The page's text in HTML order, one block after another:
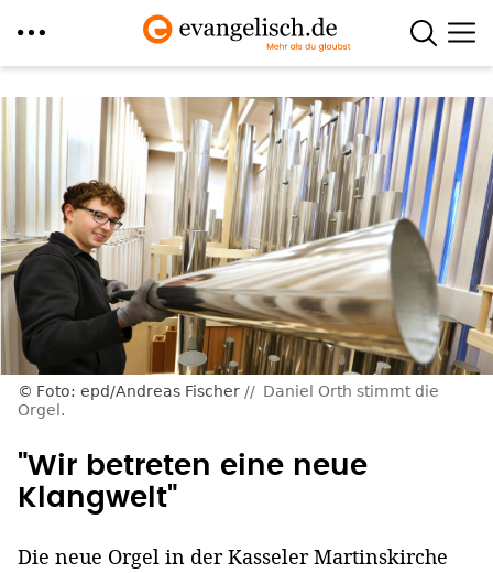
Foto: epd/Andreas Fischer
Daniel Orth stimmt die
Orgel.
"Wir betreten eine neue
Klangwelt"
Die neue Orgel in der Kasseler Martinskirche